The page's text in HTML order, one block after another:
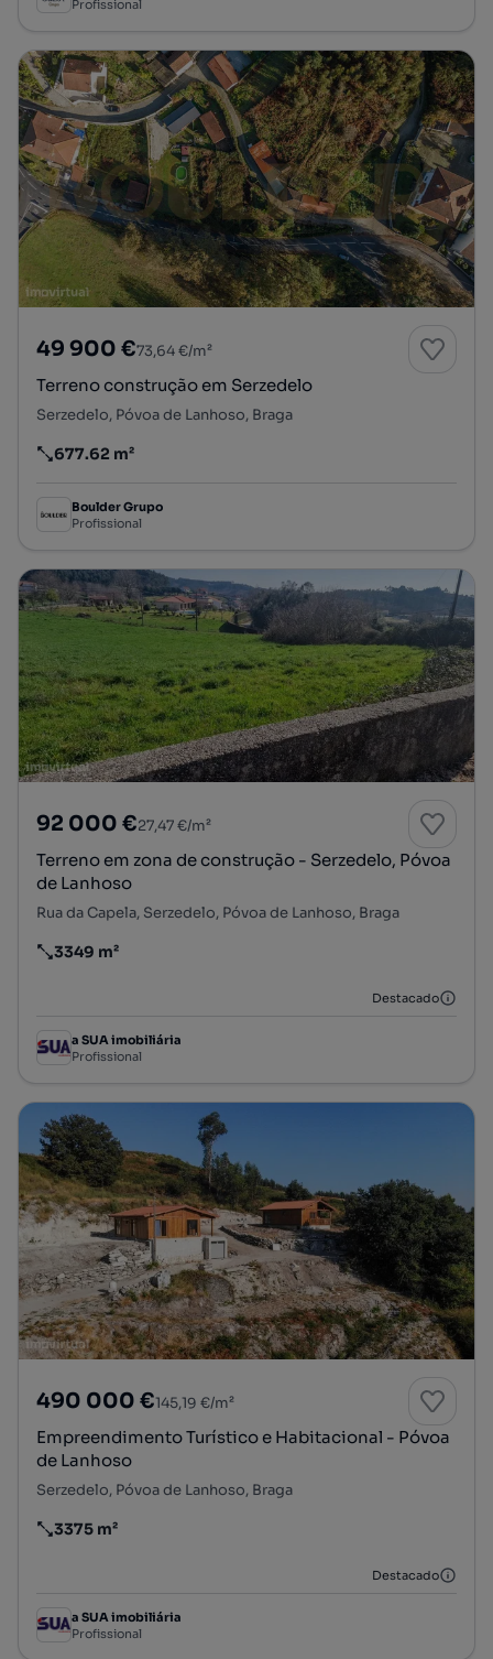
Profissional
49 900 €73,64 €/m²
Terreno construção em Serzedelo
Serzedelo, Póvoa de Lanhoso, Braga
Preço por metro quadrado
677.62 m²
Boulder Grupo
Profissional
92 000 €27,47 €/m²
Terreno em zona de construção - Serzedelo, Póvoa
de Lanhoso
Rua da Capela, Serzedelo, Póvoa de Lanhoso, Braga
Preço por metro quadrado
3349 m²
Destacado
a SUA imobiliária
Profissional
490 000 €145,19 €/m²
Empreendimento Turístico e Habitacional - Póvoa
de Lanhoso
Serzedelo, Póvoa de Lanhoso, Braga
Preço por metro quadrado
3375 m²
Destacado
a SUA imobiliária
Profissional